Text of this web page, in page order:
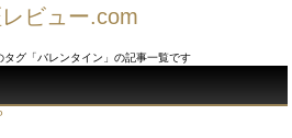
ビュー.com
タグ「バレンタイン」の記事一覧です